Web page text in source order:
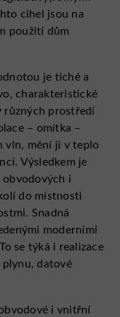
cihel jsou na
použití dům
je tiché a
charakteristické
různých prostředí
– omítka –
vln, mění ji v teplo
Výsledkem je
i
do místnosti
Snadná
moderními
se týká i realizace
plynu, datové
i vnitřní